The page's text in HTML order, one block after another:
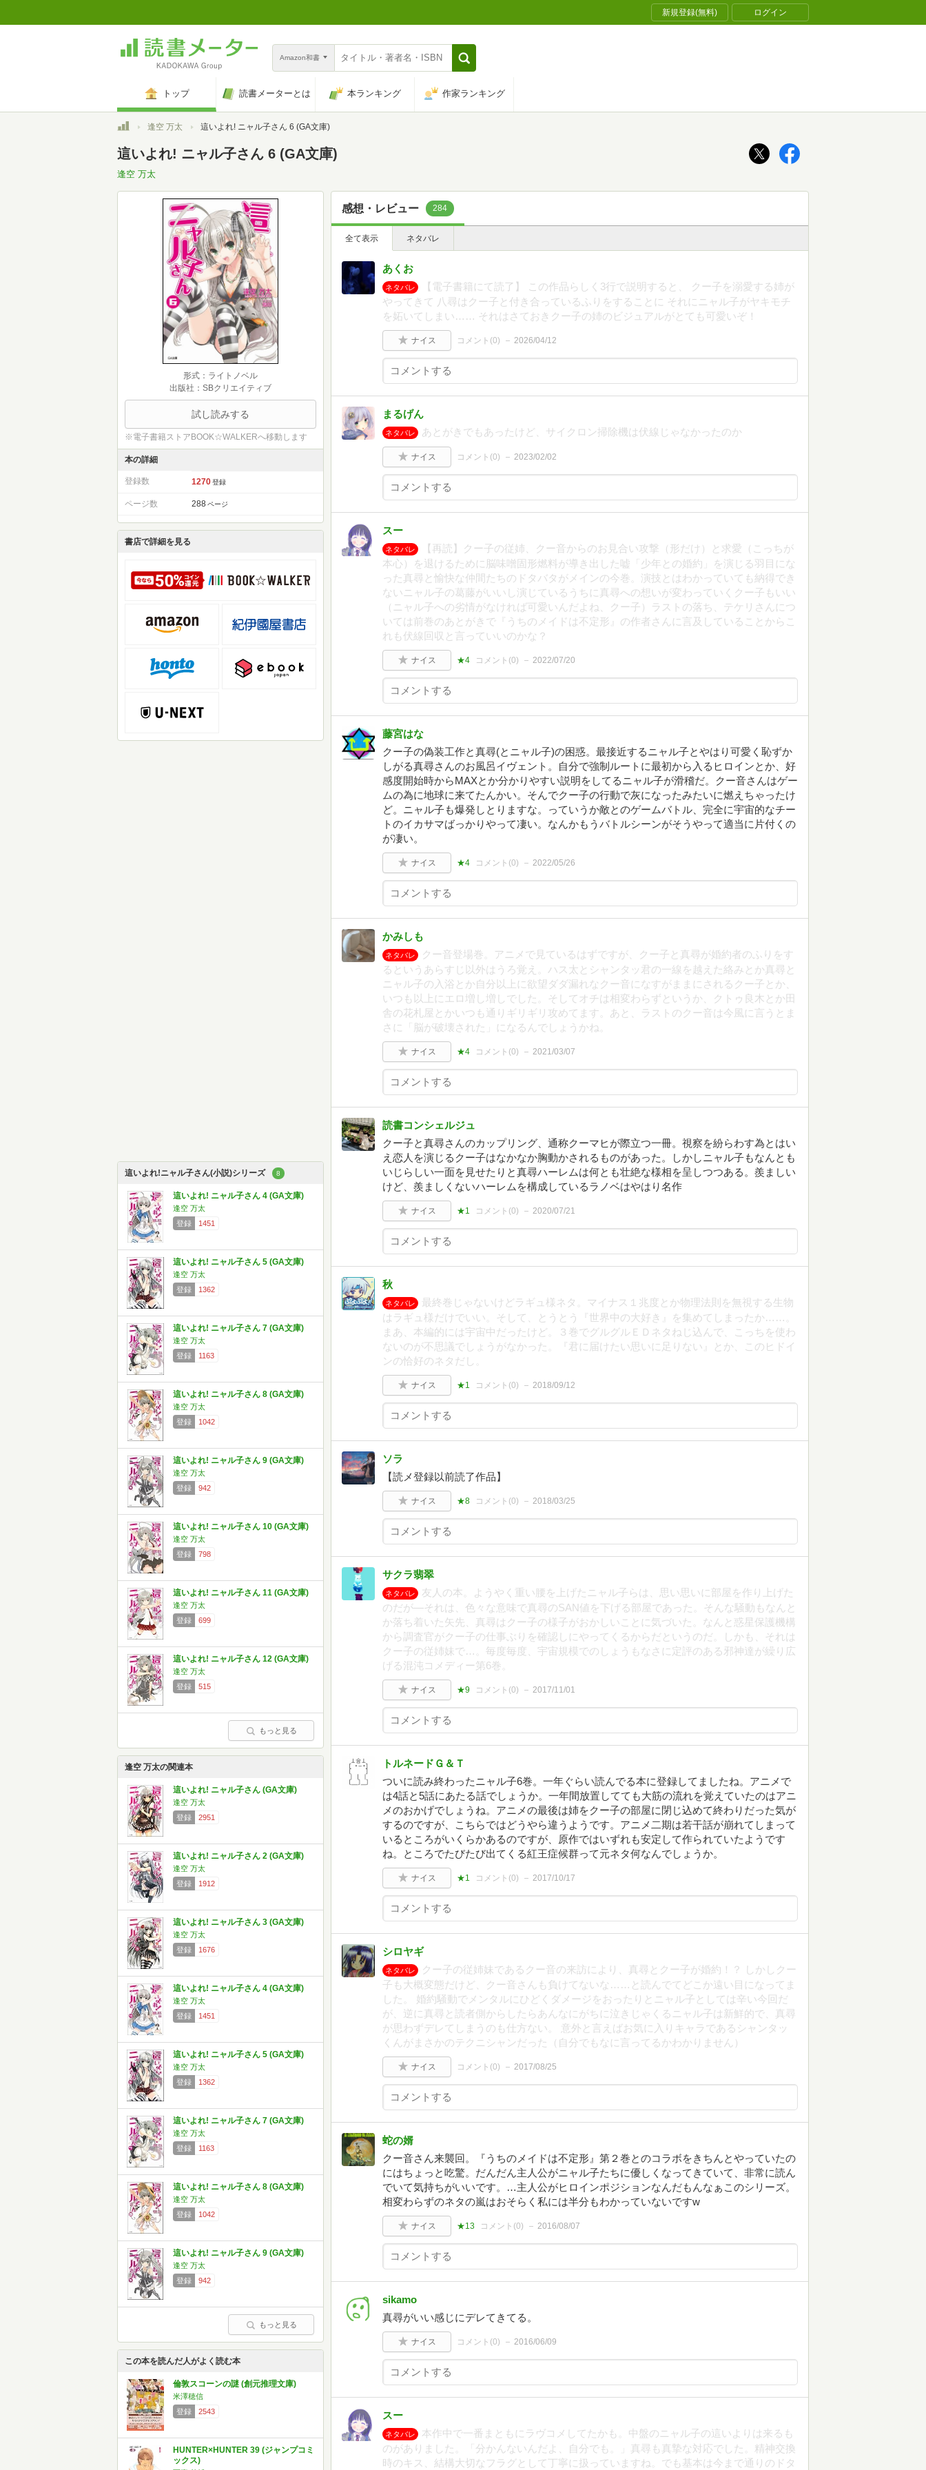
新規登録(無料) ログイン
Amazon和書
トップ 読書メーターとは 本ランキング 作家ランキング
トップ逢空 万太 這いよれ! ニャル子さん 6 (GA文庫)
這いよれ! ニャル子さん 6 (GA文庫)
逢空 万太
形式：ライトノベル
出版社：SBクリエイティブ
試し読みする
※電子書籍ストアBOOK☆WALKERへ移動します
本の詳細
登録数 1270 登録
ページ数 288 ページ
書店で詳細を見る
這いよれ!ニャル子さん(小説)シリーズ 8
這いよれ! ニャル子さん 4 (GA文庫)
逢空 万太
登録
1451
這いよれ! ニャル子さん 5 (GA文庫)
逢空 万太
登録
1362
這いよれ! ニャル子さん 7 (GA文庫)
逢空 万太
登録
1163
這いよれ! ニャル子さん 8 (GA文庫)
逢空 万太
登録
1042
這いよれ! ニャル子さん 9 (GA文庫)
逢空 万太
登録
942
這いよれ! ニャル子さん 10 (GA文庫)
逢空 万太
登録
798
這いよれ! ニャル子さん 11 (GA文庫)
逢空 万太
登録
699
這いよれ! ニャル子さん 12 (GA文庫)
逢空 万太
登録
515
もっと見る
逢空 万太の関連本
這いよれ! ニャル子さん (GA文庫)
逢空 万太
登録
2951
這いよれ! ニャル子さん 2 (GA文庫)
逢空 万太
登録
1912
這いよれ! ニャル子さん 3 (GA文庫)
逢空 万太
登録
1676
這いよれ! ニャル子さん 4 (GA文庫)
逢空 万太
登録
1451
這いよれ! ニャル子さん 5 (GA文庫)
逢空 万太
登録
1362
這いよれ! ニャル子さん 7 (GA文庫)
逢空 万太
登録
1163
這いよれ! ニャル子さん 8 (GA文庫)
逢空 万太
登録
1042
這いよれ! ニャル子さん 9 (GA文庫)
逢空 万太
登録
942
もっと見る
この本を読んだ人がよく読む本
倫敦スコーンの謎 (創元推理文庫)
米澤穂信
登録
2543
HUNTER×HUNTER 39 (ジャンプコミ
ックス)
感想・レビュー 284
全て表示 ネタバレ
あくお
ネタバレ
【電子書籍にて読了】 この作品らしく3行で説明すると、 クー子を溺愛する姉が
やってきて 八尋はクー子と付き合っているふりをすることに それにニャル子がヤキモチ
を妬いてしまい…… それはさておきクー子の姉のビジュアルがとても可愛いぞ！
ナイス コメント(0) 2026/04/12
まるげん
ネタバレ あとがきでもあったけど、サイクロン掃除機は伏線じゃなかったのか
ナイス コメント(0) 2023/02/02
スー
ネタバレ
【再読】クー子の従姉、クー音からのお見合い攻撃（形だけ）と求愛（こっちが
本心）を退けるために脳味噌固形燃料が導き出した嘘「少年との婚約」を演じる羽目にな
った真尋と愉快な仲間たちのドタバタがメインの今巻。演技とはわかっていても納得でき
ないニャル子の葛藤がいいし演じているうちに真尋への想いが変わっていくクー子もいい
（ニャル子への劣情がなければ可愛いんだよね、クー子）ラストの落ち、テケリさんにつ
いては前巻のあとがきで『うちのメイドは不定形』の作者さんに言及していることからこ
れも伏線回収と言っていいのかな？
ナイス ★4 コメント(0) 2022/07/20
藤宮はな
クー子の偽装工作と真尋(とニャル子)の困惑。最接近するニャル子とやはり可愛く恥ずか
しがる真尋さんのお風呂イヴェント。自分で強制ルートに最初から入るヒロインとか、好
感度開始時からMAXとか分かりやすい説明をしてるニャル子が滑稽だ。クー音さんはゲー
ムの為に地球に来てたんかい。そんでクー子の行動で灰になったみたいに燃えちゃったけ
ど。ニャル子も爆発しとりますな。っていうか敵とのゲームバトル、完全に宇宙的なチー
トのイカサマばっかりやって凄い。なんかもうバトルシーンがそうやって適当に片付くの
が凄い。
ナイス ★4 コメント(0) 2022/05/26
かみしも
ネタバレ
クー音登場巻。アニメで見ているはずですが、クー子と真尋が婚約者のふりをす
るというあらすじ以外はうろ覚え。ハス太とシャンタッ君の一線を越えた絡みとか真尋と
ニャル子の入浴とか自分以上に欲望ダダ漏れなクー音になすがままにされるクー子とか、
いつも以上にエロ増し増しでした。そしてオチは相変わらずというか、クトゥ良木とか田
舎の花札屋とかいつも通りギリギリ攻めてます。あと、ラストのクー音は今風に言うとま
さに「脳が破壊された」になるんでしょうかね。
ナイス ★4 コメント(0) 2021/03/07
読書コンシェルジュ
クー子と真尋さんのカップリング、通称クーマヒが際立つ一冊。視察を紛らわす為とはい
え恋人を演じるクー子はなかなか胸動かされるものがあった。しかしニャル子もなんとも
いじらしい一面を見せたりと真尋ハーレムは何とも壮絶な様相を呈しつつある。羨ましい
けど、羨ましくないハーレムを構成しているラノベはやはり名作
ナイス ★1 コメント(0) 2020/07/21
秋
ネタバレ
最終巻じゃないけどラギュ様ネタ。マイナス１兆度とか物理法則を無視する生物
はラギュ様だけでいい。そして、とうとう『世界中の大好き』を集めてしまったか……。
まあ、本編的には宇宙中だったけど。３巻でグルグルＥＤネタねじ込んで、こっちを使わ
ないのが不思議でしょうがなかった。『君に届けたい思いに足りない』とか、このヒドイ
ンの恰好のネタだし。
ナイス ★1 コメント(0) 2018/09/12
ソラ
【読メ登録以前読了作品】
ナイス ★8 コメント(0) 2018/03/25
サクラ翡翠
ネタバレ
友人の本。ようやく重い腰を上げたニャル子らは、思い思いに部屋を作り上げた
のだが―それは、色々な意味で真尋のSAN値を下げる部屋であった。そんな騒動もなんと
か落ち着いた矢先、真尋はクー子の様子がおかしいことに気づいた。なんと惑星保護機構
から調査官がクー子の仕事ぶりを確認しにやってくるからだというのだ。しかも、それは
クー子の従姉妹で…。毎度毎度、宇宙規模でのしょうもなさに定評のある邪神達が繰り広
げる混沌コメディー第6巻。
ナイス ★9 コメント(0) 2017/11/01
トルネードＧ＆Ｔ
ついに読み終わったニャル子6巻。一年ぐらい読んでる本に登録してましたね。アニメで
は4話と5話にあたる話でしょうか。一年間放置してても大筋の流れを覚えていたのはアニ
メのおかげでしょうね。アニメの最後は姉をクー子の部屋に閉じ込めて終わりだった気が
するのですが、こちらではどうやら違うようです。アニメ二期は若干話が崩れてしまって
いるところがいくらかあるのですが、原作ではいずれも安定して作られていたようです
ね。ところでたびたび出てくる紅王症候群って元ネタ何なんでしょうか。
ナイス ★1 コメント(0) 2017/10/17
シロヤギ
ネタバレ
クー子の従姉妹であるクー音の来訪により、真尋とクー子が婚約！？ しかしクー
子も大概変態だけど、クー音さんも負けてないな……と読んでてどこか遠い目になってま
した。 婚約騒動でメンタルにひどくダメージをおったりとニャル子としては辛い今回だ
が、逆に真尋と読者側からしたらあんなにがちに泣きじゃくるニャル子は新鮮的で、真尋
が思わずデレてしまうのも仕方ない。 意外と言えばお気に入りキャラであるシャンタッ
くんがまさかのテクニシャンだった（自分でもなに言ってるかわかりません）
ナイス コメント(0) 2017/08/25
蛇の婿
クー音さん来襲回。『うちのメイドは不定形』第２巻とのコラボをきちんとやっていたの
にはちょっと吃驚。だんだん主人公がニャル子たちに優しくなってきていて、非常に読ん
でいて気持ちがいいです。…主人公がヒロインポジションなんだもんなぁこのシリーズ。
相変わらずのネタの嵐はおそらく私には半分もわかっていないですw
ナイス ★13 コメント(0) 2016/08/07
sikamo
真尋がいい感じにデレてきてる。
ナイス コメント(0) 2016/06/09
スー
ネタバレ
本作中で一番まともにラヴコメしてたかも。中盤のニャル子の這いよりは来るも
のがありました。「分かんないんだよ、自分でも。」真尋も真摯な対応でした。精神交換
時のキス、結構大切なフラグとして丁寧に扱っていますね。でも基本は今まで通りのドタ